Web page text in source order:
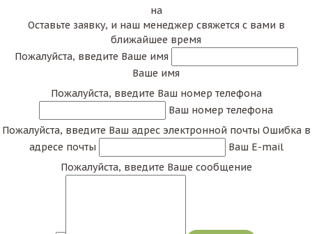
на
Оставьте заявку, и наш менеджер свяжется с вами в
ближайшее время
Пожалуйста, введите Ваше имя
Ваше имя
Пожалуйста, введите Ваш номер телефона
Ваш номер телефона
Пожалуйста, введите Ваш адрес электронной почты Ошибка в
адресе почты
Ваш E-mail
Пожалуйста, введите Ваше сообщение